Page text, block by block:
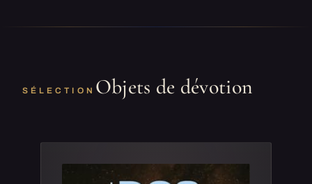
SÉLECTION Objets de dévotion